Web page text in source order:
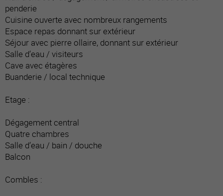
penderie
Cuisine ouverte avec nombreux rangements
Espace repas donnant sur extérieur
Séjour avec pierre ollaire, donnant sur extérieur
Salle d’eau / visiteurs
Cave avec étagères
Buanderie / local technique
Etage :
Dégagement central
Quatre chambres
Salle d’eau / bain / douche
Balcon
Combles :